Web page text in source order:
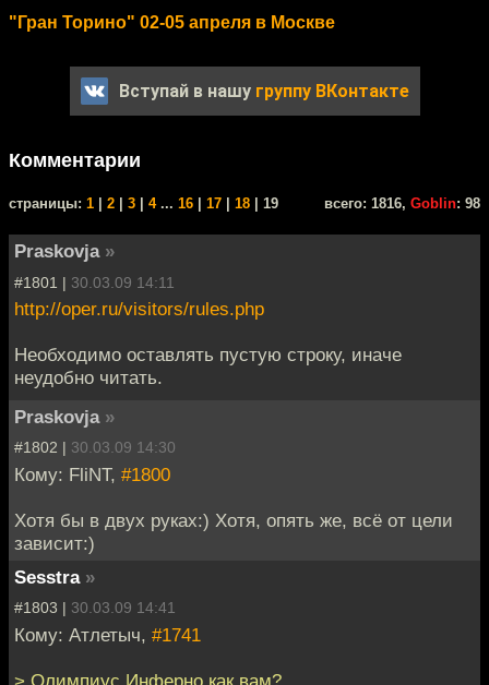
"Гран Торино" 02-05 апреля в Москве
Вступай в нашу группу ВКонтакте
Комментарии
cтраницы: 1 2 3 4... 16 17 18 | 19 всего: 1816, Goblin: 98
Praskovja »
#1801 | 30.03.09 14:11
http://oper.ru/visitors/rules.php
Необходимо оставлять пустую строку, иначе
неудобно читать.
Praskovja »
#1802 | 30.03.09 14:30
Кому: FliNT, #1800
Хотя бы в двух руках:) Хотя, опять же, всё от цели
зависит:)
Sesstra »
#1803 | 30.03.09 14:41
Кому: Атлетыч, #1741